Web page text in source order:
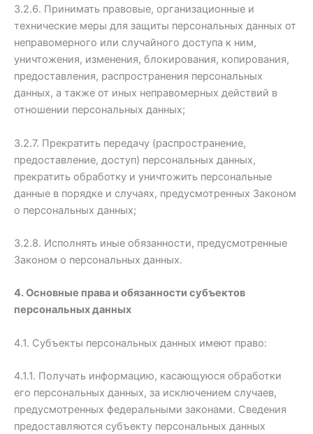
3.2.6. Принимать правовые, организационные и
технические меры для защиты персональных данных от
неправомерного или случайного доступа к ним,
уничтожения, изменения, блокирования, копирования,
предоставления, распространения персональных
данных, а также от иных неправомерных действий в
отношении персональных данных;
3.2.7. Прекратить передачу (распространение,
предоставление, доступ) персональных данных,
прекратить обработку и уничтожить персональные
данные в порядке и случаях, предусмотренных Законом
о персональных данных;
3.2.8. Исполнять иные обязанности, предусмотренные
Законом о персональных данных.
4. Основные права и обязанности субъектов
персональных данных
4.1. Субъекты персональных данных имеют право:
4.1.1. Получать информацию, касающуюся обработки
его персональных данных, за исключением случаев,
предусмотренных федеральными законами. Сведения
предоставляются субъекту персональных данных